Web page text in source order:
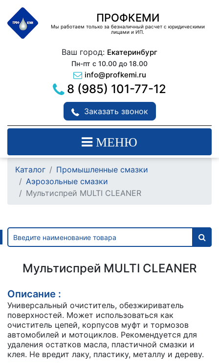
ПРОФКЕМИ
Мы работаем только за безналичный расчет с юридическими
лицами и ИП.
Ваш город: Екатеринбург
Пн-пт с 10.00 до 18.00
info@profkemi.ru
8 (985) 101-77-12
Заказать звонок
МЕНЮ
Каталог
Промышленные смазки
Аэрозольные смазки
Мультиспрей MULTI CLEANER
Мультиспрей MULTI CLEANER
Описание :
Универсальный очиститель, обезжириватель
поверхностей. Может использоваться как
очиститель цепей, корпусов муфт и тормозов
автомобилей и мотоциклов. Рекомендуется для
удаления остатков масла, пластичной смазки и
клея. Не вредит лаку, пластику, металлу и дереву.